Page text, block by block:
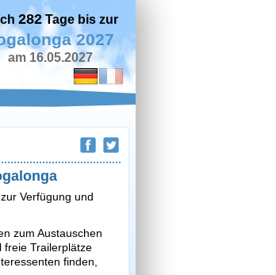
282Tage bis zur
2027
am 16.05.2027
Verfügung und
zum Austauschen
freie Trailerplätze
finden,